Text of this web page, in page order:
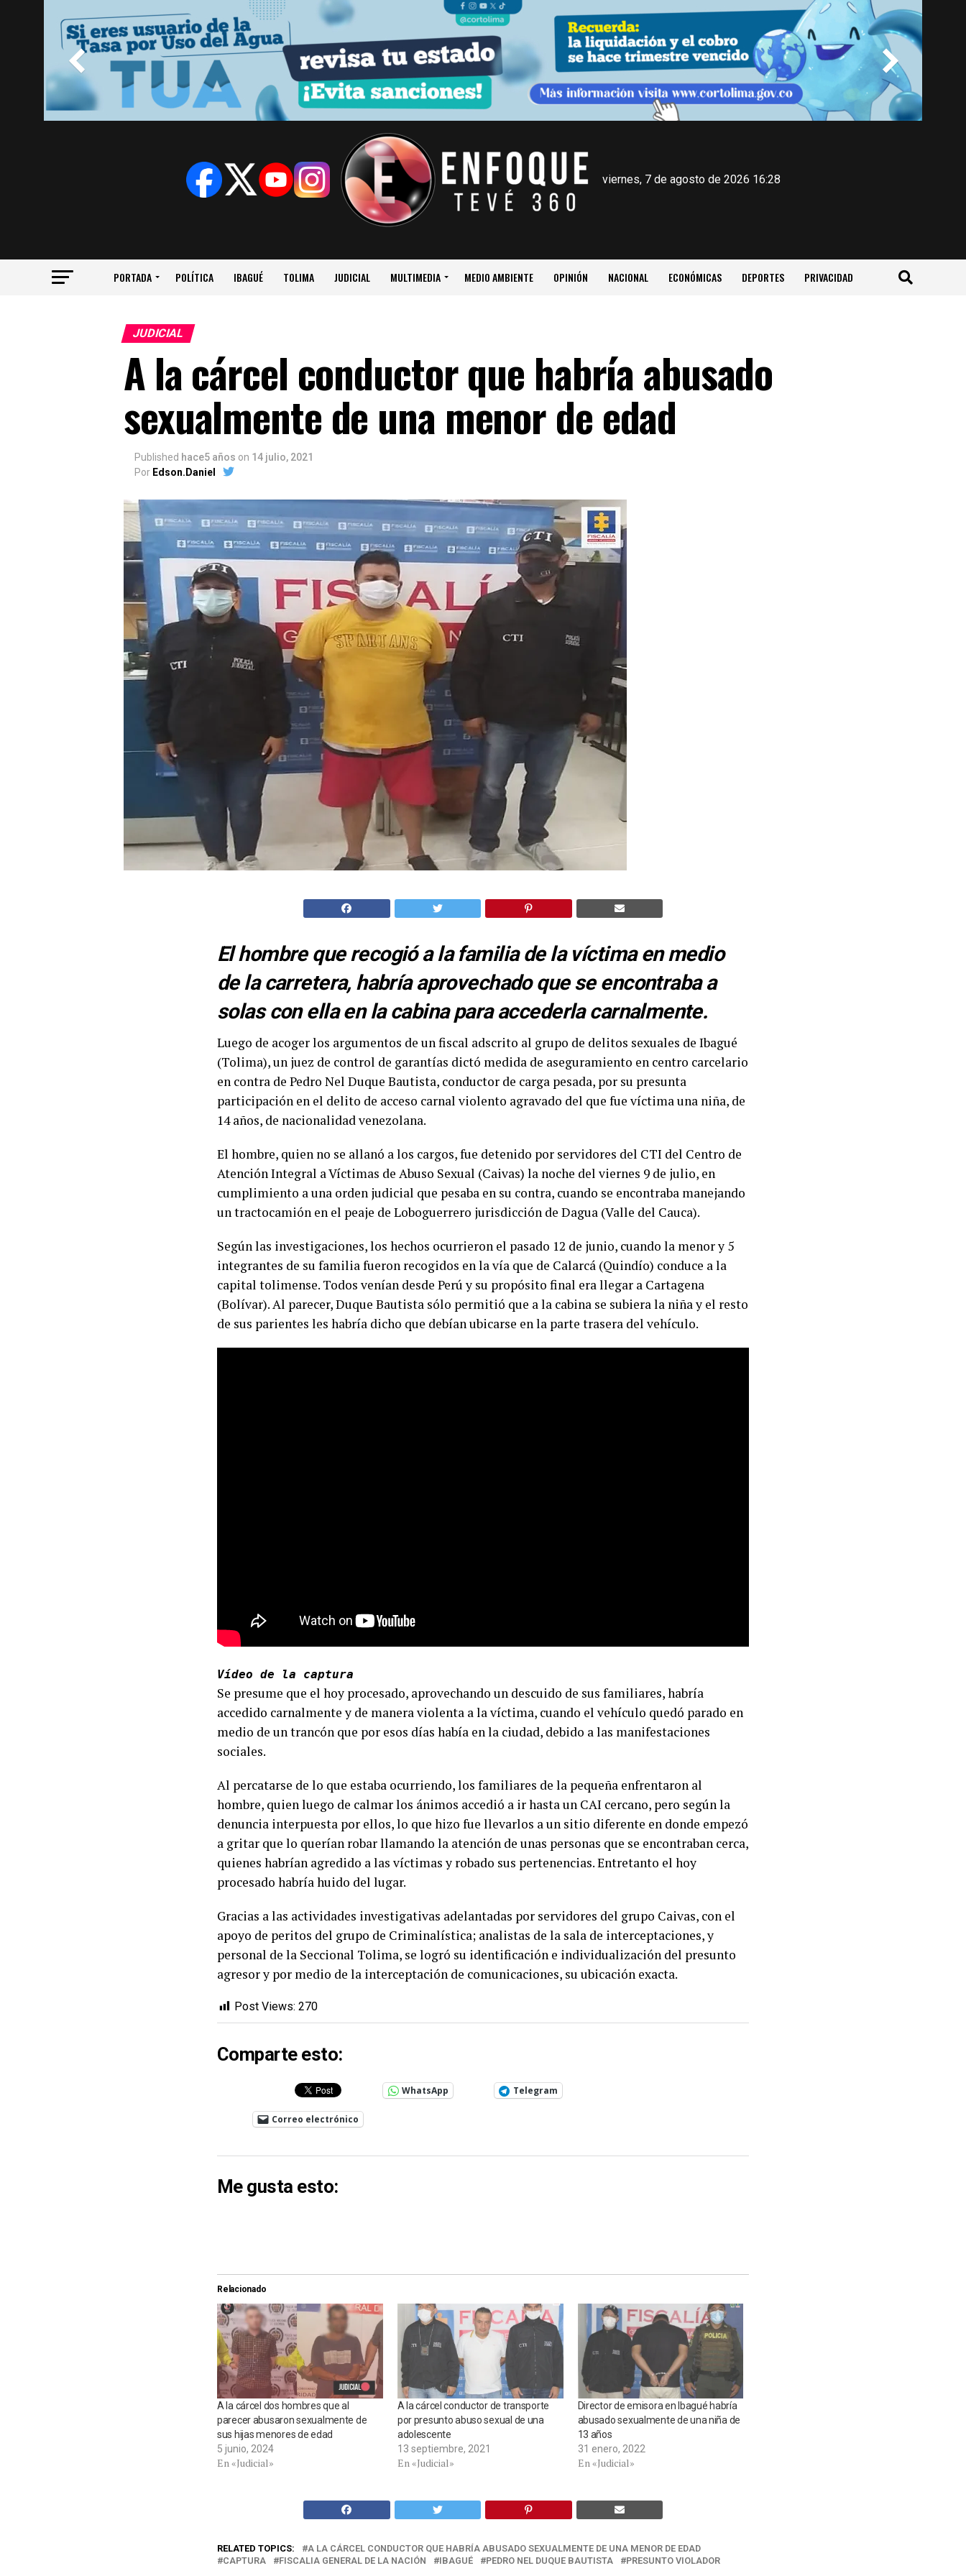
viernes, 7 de agosto de 2026 16:28
PORTADA POLÍTICA IBAGUÉ TOLIMA JUDICIAL MULTIMEDIA MEDIO AMBIENTE OPINIÓN NACIONAL ECONÓMICAS DEPORTES PRIVACIDAD
JUDICIAL
A la cárcel conductor que habría abusado
sexualmente de una menor de edad
Published hace5 años on 14 julio, 2021
Por Edson.Daniel
El hombre que recogió a la familia de la víctima en medio
de la carretera, habría aprovechado que se encontraba a
solas con ella en la cabina para accederla carnalmente.
Luego de acoger los argumentos de un fiscal adscrito al grupo de delitos sexuales de Ibagué
(Tolima), un juez de control de garantías dictó medida de aseguramiento en centro carcelario
en contra de Pedro Nel Duque Bautista, conductor de carga pesada, por su presunta
participación en el delito de acceso carnal violento agravado del que fue víctima una niña, de
14 años, de nacionalidad venezolana.
El hombre, quien no se allanó a los cargos, fue detenido por servidores del CTI del Centro de
Atención Integral a Víctimas de Abuso Sexual (Caivas) la noche del viernes 9 de julio, en
cumplimiento a una orden judicial que pesaba en su contra, cuando se encontraba manejando
un tractocamión en el peaje de Loboguerrero jurisdicción de Dagua (Valle del Cauca).
Según las investigaciones, los hechos ocurrieron el pasado 12 de junio, cuando la menor y 5
integrantes de su familia fueron recogidos en la vía que de Calarcá (Quindío) conduce a la
capital tolimense. Todos venían desde Perú y su propósito final era llegar a Cartagena
(Bolívar). Al parecer, Duque Bautista sólo permitió que a la cabina se subiera la niña y el resto
de sus parientes les habría dicho que debían ubicarse en la parte trasera del vehículo.
Vídeo de la captura
Se presume que el hoy procesado, aprovechando un descuido de sus familiares, habría
accedido carnalmente y de manera violenta a la víctima, cuando el vehículo quedó parado en
medio de un trancón que por esos días había en la ciudad, debido a las manifestaciones
sociales.
Al percatarse de lo que estaba ocurriendo, los familiares de la pequeña enfrentaron al
hombre, quien luego de calmar los ánimos accedió a ir hasta un CAI cercano, pero según la
denuncia interpuesta por ellos, lo que hizo fue llevarlos a un sitio diferente en donde empezó
a gritar que lo querían robar llamando la atención de unas personas que se encontraban cerca,
quienes habrían agredido a las víctimas y robado sus pertenencias. Entretanto el hoy
procesado habría huido del lugar.
Gracias a las actividades investigativas adelantadas por servidores del grupo Caivas, con el
apoyo de peritos del grupo de Criminalística; analistas de la sala de interceptaciones, y
personal de la Seccional Tolima, se logró su identificación e individualización del presunto
agresor y por medio de la interceptación de comunicaciones, su ubicación exacta.
Post Views: 270
Comparte esto:
WhatsApp Telegram
Correo electrónico
Me gusta esto:
Relacionado
A la cárcel dos hombres que al
parecer abusaron sexualmente de
sus hijas menores de edad
5 junio, 2024
En «Judicial»
A la cárcel conductor de transporte
por presunto abuso sexual de una
adolescente
13 septiembre, 2021
En «Judicial»
Director de emisora en Ibagué habría
abusado sexualmente de una niña de
13 años
31 enero, 2022
En «Judicial»
RELATED TOPICS:
A LA CÁRCEL CONDUCTOR QUE HABRÍA ABUSADO SEXUALMENTE DE UNA MENOR DE EDAD
CAPTURA
FISCALIA GENERAL DE LA NACIÓN IBAGUÉ PEDRO NEL DUQUE BAUTISTA PRESUNTO VIOLADOR